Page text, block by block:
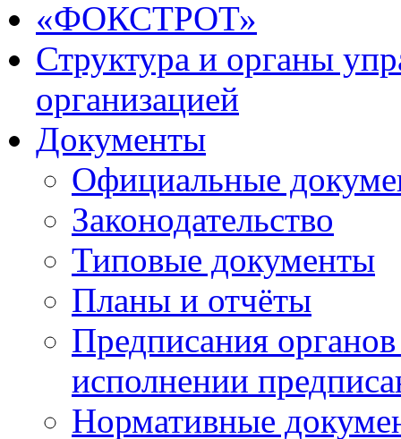
«ФОКСТРОТ»
Структура и органы
организацией
Документы
Официальные
Законодательство
Типовые документы
Планы и отчёты
Предписания
исполнении
Нормативные